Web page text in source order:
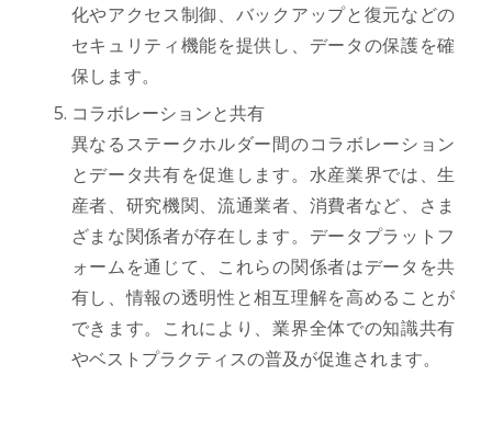
化やアクセス制御、バックアップと復元などの
セキュリティ機能を提供し、データの保護を確
保します。
コラボレーションと共有
異なるステークホルダー間のコラボレーション
とデータ共有を促進します。水産業界では、生
産者、研究機関、流通業者、消費者など、さま
ざまな関係者が存在します。データプラットフ
ォームを通じて、これらの関係者はデータを共
有し、情報の透明性と相互理解を高めることが
できます。これにより、業界全体での知識共有
やベストプラクティスの普及が促進されます。